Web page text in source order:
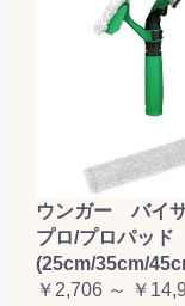
ウンガー バイ
プロ/プロパッド
(25cm/35cm/
￥2,706 ～ ￥